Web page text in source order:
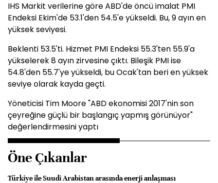
IHS Markit verilerine göre ABD'de öncü imalat PMI
Endeksi Ekim'de 53.1'den 54.5'e yükseldi. Bu, 9 ayın en
yüksek seviyesi.
Beklenti 53.5'ti. Hizmet PMI Endeksi 55.3'ten 55.9'a
yükselerek 8 ayın zirvesine çıktı. Bileşik PMI ise
54.8'den 55.7'ye yükseldi, bu Ocak'tan beri en yüksek
seviye olarak kayda geçti.
Yöneticisi Tim Moore "ABD ekonomisi 2017'nin son
çeyreğine güçlü bir başlangıç yapmış görünüyor"
değerlendirmesini yaptı
Öne Çıkanlar
Türkiye ile Suudi Arabistan arasında enerji anlaşması